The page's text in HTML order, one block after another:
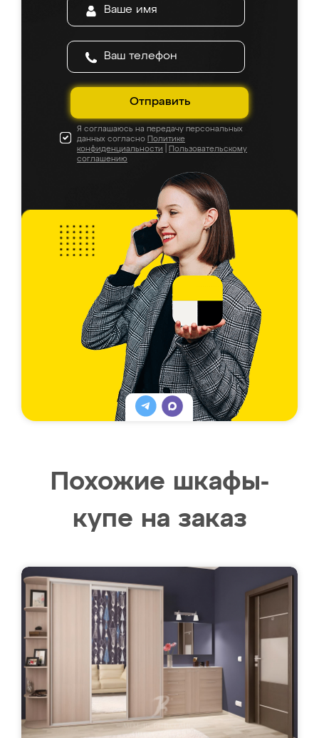
Отправить
Я соглашаюсь на передачу персональных
данных согласно Политике
конфиденциальности
Пользовательскому
соглашению
Похожие шкафы-
купе на заказ